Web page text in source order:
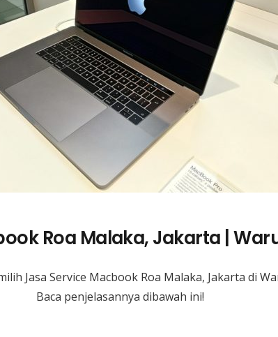
Roa Malaka, Jakarta |
Jasa Service Macbook Roa Malaka, Jakarta di
Baca penjelasannya dibawah ini!